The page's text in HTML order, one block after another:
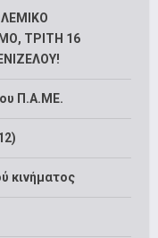
ΤΡΙΤΗ 16
Π.Α.ΜΕ.
κινήματος